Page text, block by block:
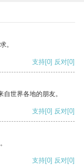
。
支持[0] 反对[0]
世界各地的朋友。
支持[0] 反对[0]
支持[0] 反对[0]